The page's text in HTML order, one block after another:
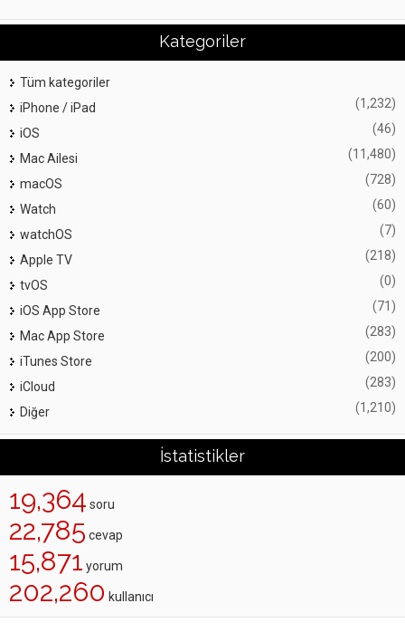
Kategoriler
Tüm kategoriler
iPhone / iPad
(1,232)
iOS (46)
Mac Ailesi (11,480)
macOS (728)
Watch (60)
watchOS (7)
Apple TV (218)
tvOS (0)
iOS App Store (71)
Mac App Store (283)
iTunes Store (200)
iCloud (283)
Diğer (1,210)
İstatistikler
19,364 soru
22,785 cevap
15,871 yorum
202,260 kullanıcı